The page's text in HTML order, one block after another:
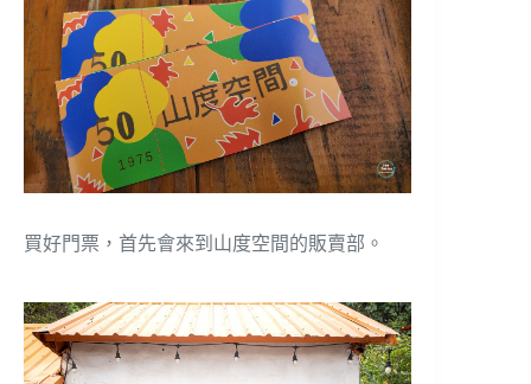
買好門票，首先會來到山度空間的販賣部。